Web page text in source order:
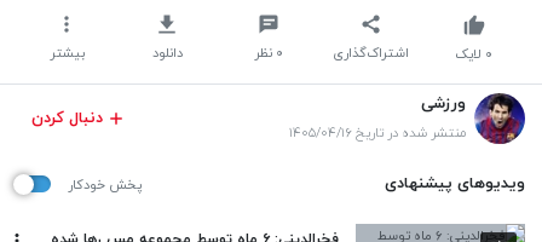
اشتراک‌گذاری ۰ نظر دانلود بیشتر ۰ لایک
ورزشی
منتشر شده در تاریخ ۱۴۰۵/۰۴/۱۶
دنبال کردن
ویدیوهای پیشنهادی پخش خودکار